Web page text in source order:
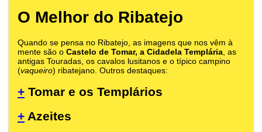
O Melhor do Ribatejo
Quando se pensa no Ribatejo, as imagens que nos vêm à
mente são o Castelo de Tomar, a Cidadela Templária , as
antigas Touradas, os cavalos lusitanos e o típico campino
(vaqueiro) ribatejano. Outros destaques:
+ Tomar e os Templários
+ Azeites